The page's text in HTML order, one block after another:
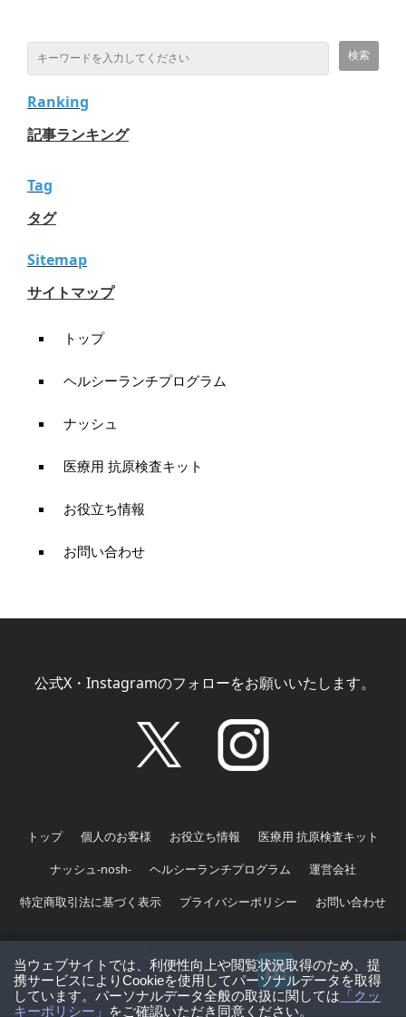
Ranking
記事ランキング
Tag
タグ
Sitemap
サイトマップ
トップ
ヘルシーランチプログラム
ナッシュ
医療用 抗原検査キット
お役立ち情報
お問い合わせ
公式X・Instagramのフォローをお願いいたします。
トップ 個人のお客様 お役立ち情報
医療用 抗原検査キット
ナッシュ-nosh-
ヘルシーランチプログラム
運営会社
特定商取引法に基づく表示
プライバシーポリシー お問い合わせ
ツイート